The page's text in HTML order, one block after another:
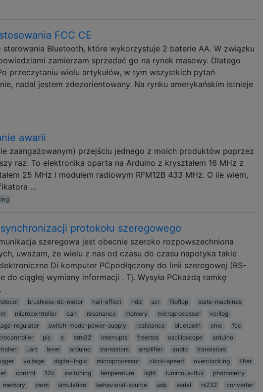
FCC CE
sterowania Bluetooth, które wykorzystuje 2 baterie AA. W związku
zamierzam sprzedać go na rynek masowy. Dlatego
przeczytaniu wielu artykułów, w tym wszystkich pytań
nadal jestem zdezorientowany. Na rynku amerykańskim istnieje
awarii
zaangażowanym) przejściu jednego z moich produktów poprzez
raz. To elektronika oparta na Arduino z kryształem 16 MHz z
25 MHz i modułem radiowym RFM12B 433 MHz. O ile wiem,
…
protokołu szeregowego
szeregowa jest obecnie szeroko rozpowszechniona
uważam, że wielu z nas od czasu do czasu napotyka takie
Di komputer PCpodłączony do linii szeregowej (RS-
ciągłej wymiany informacji . Tj. Wysyła PCkażdą ramkę
brushless-dc-motor hall-effect hdd scr flipflop
state-machines
microcontroller can resonance memory microprocessor
verilog
regulator switch-mode-power-supply resistance bluetooth emc
fcc
pic c stm32 interrupts freertos oscilloscope
arduino
uart level arduino transistors amplifier audio
transistors
voltage digital-logic microprocessor clock-speed overclocking
filter
control 12v switching temperature light luminous-flux
photometry
memory pwm simulation behavioral-source usb serial rs232
converter